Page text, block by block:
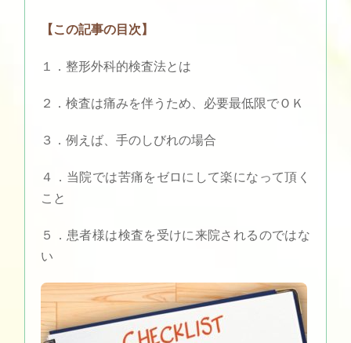
【この記事の目次】
１．整形外科的検査法とは
２．検査は痛みを伴うため、必要最低限でＯＫ
３．例えば、手のしびれの場合
４．当院では苦痛をゼロにして楽になって頂く
こと
５．患者様は検査を受けに来院されるのではな
い